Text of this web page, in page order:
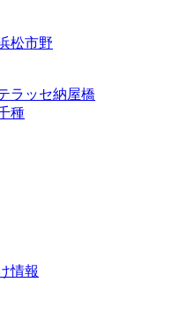
松市野
ラッセ納屋橋
種
情報